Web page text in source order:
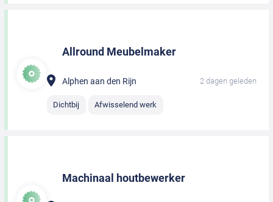
Allround Meubelmaker
Alphen aan den Rijn 2 dagen geleden
Dichtbij Afwisselend werk
Machinaal houtbewerker